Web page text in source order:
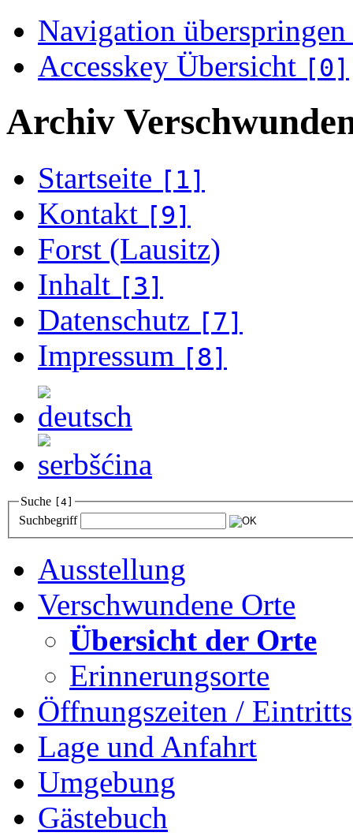
Navigation überspringen
Accesskey Übersicht [0]
Archiv
Startseite [1]
Kontakt [9]
Forst (Lausitz)
Inhalt [3]
Datenschutz [7]
Impressum [8]
Suche [4]
Suchbegriff
Ausstellung
Verschwundene Orte
Übersicht der Orte
Erinnerungsorte
Öffnungszeiten /
Lage und Anfahrt
Umgebung
Gästebuch